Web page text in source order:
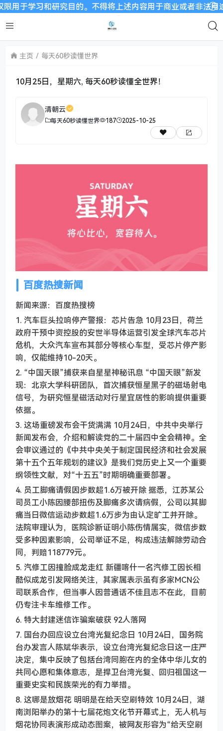
习和研究目的。不得将上述内容用于商业或者非法用途，
主页 每天60秒读懂世界
10月25日，星期六, 每天60秒读懂全世界！
清朝云
每天60秒读懂世界 187 2025-10-25
百度热搜新闻
新闻来源：百度热搜榜
1. 汽车巨头拉响停产警报：芯片告急 10月23日，荷兰
政府干预中资控股的安世半导体运营引发全球汽车芯片
危机，大众汽车宣布其部分等核心车型，受芯片停产影
响，仅能维持10-20天。
2. “中国天眼”捕获来自星星神秘讯息 “中国天眼”新发
现：北京大学科研团队，首次捕获恒星黑子的磁场射电
信号，为研究恒星磁活动对行星宜居性的影响提供重要
依据。
3. 这场重磅发布会干货满满 10月24日，中共中央举行
新闻发布会，介绍和解读党的二十届四中全会精神。全
会审议通过的《中共中央关于制定国民经济和社会发展
第十五个五年规划的建议》是我们党历史上又一个重要
纲领性文献，对“十五五”时期明确重要部署。
4. 员工脚痛请假因步数超1.6万被开除 据悉，江苏某公
司员工小陈因腰部扭伤及脚痛多次请病假，公司以其脚
痛当日微信运动步数超1.6万步为由认定旷工并开除。
法院审理认为，医院诊断证明小陈伤情属实，微信步数
受多种因素影响，公司举证不足，构成违法解除劳动合
同，判赔118779元。
5. 汽修工因撞脸成龙走红 新疆喀什一名汽修工因长相
酷似成龙引发网络关注，其家属表示虽有多家MCN公
司联系合作，但当事人因普通话不佳且志不在此，目前
仍专注卡车维修工作。
6. 特大封建迷信诈骗案破获 92人落网
7. 国台办回应设立台湾光复纪念日 10月24日，国务院
台办发言人陈斌华表示，设立台湾光复纪念日这一庄严
决定，集中反映了包括台湾同胞在内的全体中华儿女的
共同心愿和集体意志，是捍卫台湾光复、回归祖国这一
重要史实和民族荣光的有力举措。
8. 这哪是放烟花 明明是在给天空刷特效 10月24日，湖
南浏阳举办的第十七届花炮文化节开幕式上，无人机与
烟花协同表演形成动态图案，被网友形容为“给天空刷